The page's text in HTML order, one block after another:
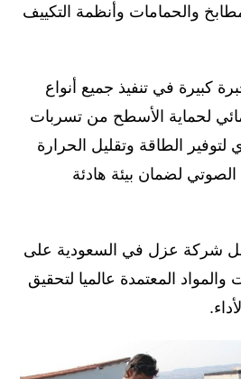
والحمامات وأنظمة التكييف
كبيرة في تنفيذ جميع أنواع
لحماية الأسطح من تسربات
لتوفير الطاقة وتقليل الحرارة
الصوتي لضمان بيئة هادئة
شركة عزل في السعودية على
المعتمدة عالميا لتحقيق